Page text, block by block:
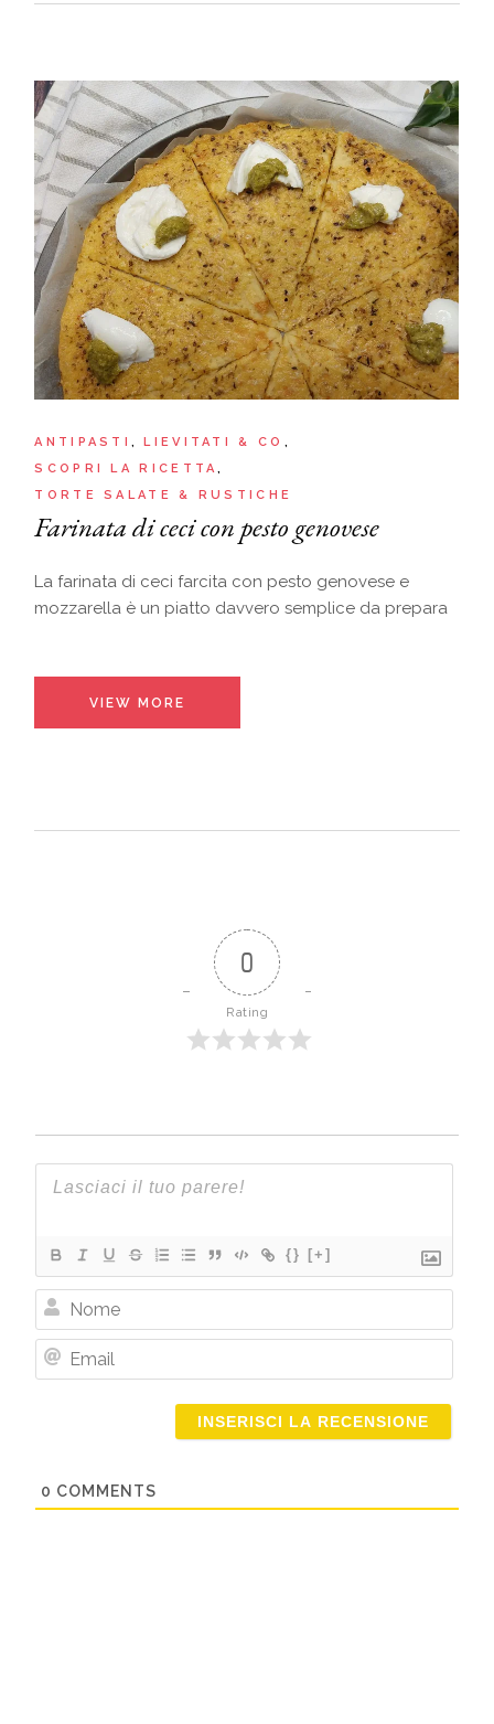
ANTIPASTI
LIEVITATI & CO
SCOPRI LA RICETTA
TORTE SALATE & RUSTICHE
Farinata di ceci con pesto genovese
La farinata di ceci farcita con pesto genovese e
mozzarella è un piatto davvero semplice da prepara
VIEW MORE
0
Rating
{} [+]
Nome
0 COMMENTS